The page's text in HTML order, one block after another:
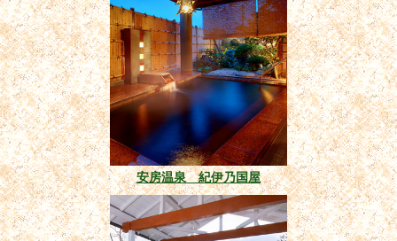
安房温泉 紀伊乃国屋